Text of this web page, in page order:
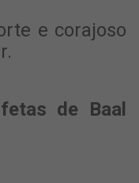
e corajoso
de Baal